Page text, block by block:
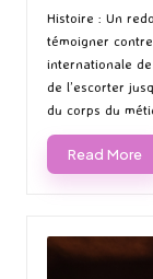
by
Histoire : Un
témoigner
internationale
de l’escorter
du corps du
Read More